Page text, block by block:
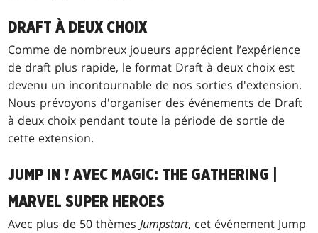
DRAFT À DEUX CHOIX
Comme de nombreux joueurs apprécient l’expérience
de draft plus rapide, le format Draft à deux choix est
devenu un incontournable de nos sorties d'extension.
Nous prévoyons d'organiser des événements de Draft
à deux choix pendant toute la période de sortie de
cette extension.
JUMP IN ! AVEC MAGIC: THE GATHERING |
MARVEL SUPER HEROES
Avec plus de 50 thèmesJumpstart, cet événement Jump